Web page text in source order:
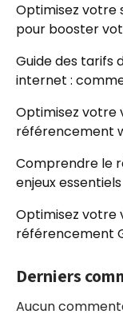
Optimisez votre
pour booster
Guide des tarifs
internet :
Optimisez votre
référencement
Comprendre le
enjeux essentiels
Optimisez votre
référencement
Derniers
Aucun